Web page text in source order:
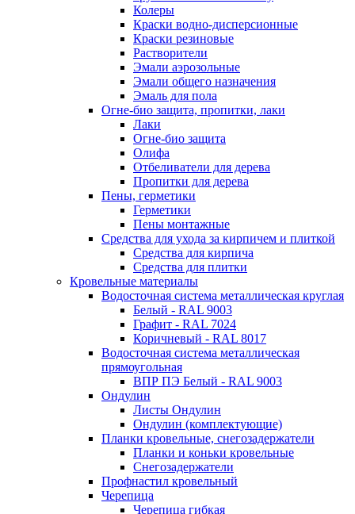
Колеры
Краски водно-дисперсионные
Краски резиновые
Растворители
Эмали аэрозольные
Эмали общего назначения
Эмаль для пола
Огне-био защита, пропитки, лаки
Лаки
Огне-био защита
Олифа
Отбеливатели для дерева
Пропитки для дерева
Пены, герметики
Герметики
Пены монтажные
Средства для ухода за кирпичем и плиткой
Средства для кирпича
Средства для плитки
Кровельные материалы
Водосточная система металлическая круглая
Белый - RAL 9003
Графит - RAL 7024
Коричневый - RAL 8017
Водосточная система металлическая
прямоугольная
ВПР ПЭ Белый - RAL 9003
Ондулин
Листы Ондулин
Ондулин (комплектующие)
Планки кровельные, снегозадержатели
Планки и коньки кровельные
Снегозадержатели
Профнастил кровельный
Черепица
Черепица гибкая